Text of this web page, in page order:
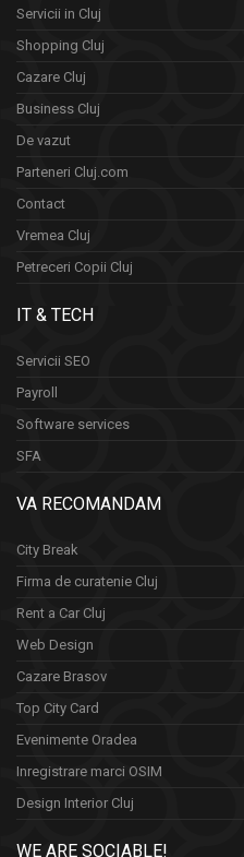
Servicii in Cluj
Shopping Cluj
Cazare Cluj
Business Cluj
De vazut
Parteneri Cluj.com
Contact
Vremea Cluj
Petreceri Copii Cluj
IT & TECH
Servicii SEO
Payroll
Software services
SFA
VA RECOMANDAM
City Break
Firma de curatenie Cluj
Rent a Car Cluj
Web Design
Cazare Brasov
Top City Card
Evenimente Oradea
Inregistrare marci OSIM
Design Interior Cluj
WE ARE SOCIABLE!